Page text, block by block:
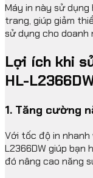
Máy in này sử
trang, giúp giảm
sử dụng cho doanh
Lợi ích khi
HL-
1. Tăng cường
Với tốc độ in nhanh
L2366DW giúp bạn
đó nâng cao năng